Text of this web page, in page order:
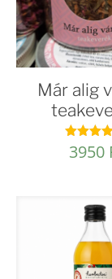
Már alig
5.00
3950